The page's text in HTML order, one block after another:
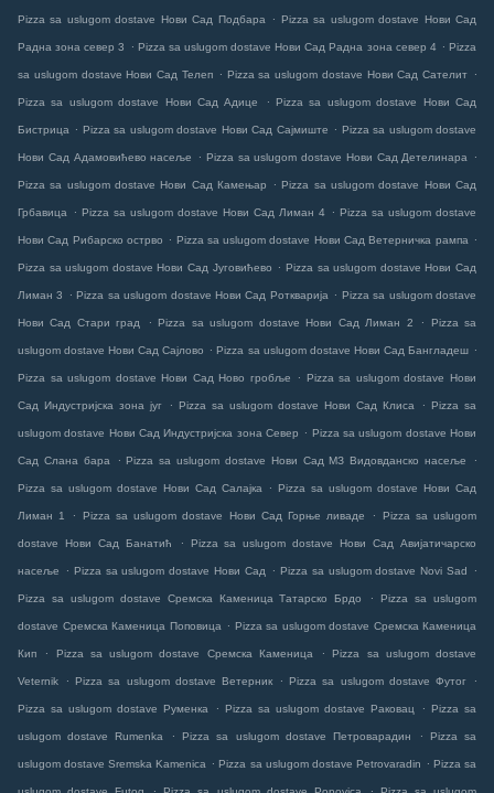
Pizza sa uslugom dostave Нови Сад Подбара . Pizza sa uslugom dostave Нови Сад
Радна зона север 3 . Pizza sa uslugom dostave Нови Сад Радна зона север 4 . Pizza
sa uslugom dostave Нови Сад Телеп . Pizza sa uslugom dostave Нови Сад Сателит .
Pizza sa uslugom dostave Нови Сад Адице . Pizza sa uslugom dostave Нови Сад
Бистрица . Pizza sa uslugom dostave Нови Сад Сајмиште . Pizza sa uslugom dostave
Нови Сад Адамовићево насеље . Pizza sa uslugom dostave Нови Сад Детелинара .
Pizza sa uslugom dostave Нови Сад Камењар . Pizza sa uslugom dostave Нови Сад
Грбавица . Pizza sa uslugom dostave Нови Сад Лиман 4 . Pizza sa uslugom dostave
Нови Сад Рибарско острво . Pizza sa uslugom dostave Нови Сад Ветерничка рампа .
Pizza sa uslugom dostave Нови Сад Југовићево . Pizza sa uslugom dostave Нови Сад
Лиман 3 . Pizza sa uslugom dostave Нови Сад Роткварија . Pizza sa uslugom dostave
Нови Сад Стари град . Pizza sa uslugom dostave Нови Сад Лиман 2 . Pizza sa
uslugom dostave Нови Сад Сајлово . Pizza sa uslugom dostave Нови Сад Бангладеш .
Pizza sa uslugom dostave Нови Сад Ново гробље . Pizza sa uslugom dostave Нови
Сад Индустријска зона југ . Pizza sa uslugom dostave Нови Сад Клиса . Pizza sa
uslugom dostave Нови Сад Индустријска зона Север . Pizza sa uslugom dostave Нови
Сад Слана бара . Pizza sa uslugom dostave Нови Сад МЗ Видовданско насеље .
Pizza sa uslugom dostave Нови Сад Салајка . Pizza sa uslugom dostave Нови Сад
Лиман 1 . Pizza sa uslugom dostave Нови Сад Горње ливаде . Pizza sa uslugom
dostave Нови Сад Банатић . Pizza sa uslugom dostave Нови Сад Авијатичарско
насеље . Pizza sa uslugom dostave Нови Сад . Pizza sa uslugom dostave Novi Sad .
Pizza sa uslugom dostave Сремска Каменица Татарско Брдо . Pizza sa uslugom
dostave Сремска Каменица Поповица . Pizza sa uslugom dostave Сремска Каменица
Кип . Pizza sa uslugom dostave Сремска Каменица . Pizza sa uslugom dostave
Veternik . Pizza sa uslugom dostave Ветерник . Pizza sa uslugom dostave Футог .
Pizza sa uslugom dostave Руменка . Pizza sa uslugom dostave Раковац . Pizza sa
uslugom dostave Rumenka . Pizza sa uslugom dostave Петроварадин . Pizza sa
uslugom dostave Sremska Kamenica . Pizza sa uslugom dostave Petrovaradin . Pizza sa
. .